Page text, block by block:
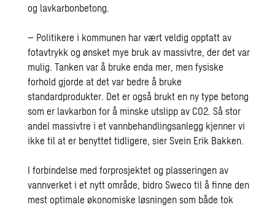
og lavkarbonbetong.
– Politikere i kommunen har vært veldig opptatt av
fotavtrykk og ønsket mye bruk av massivtre, der det var
mulig. Tanken var å bruke enda mer, men fysiske
forhold gjorde at det var bedre å bruke
standardprodukter. Det er også brukt en ny type betong
som er lavkarbon for å minske utslipp av CO2. Så stor
andel massivtre i et vannbehandlingsanlegg kjenner vi
ikke til at er benyttet tidligere, sier Svein Erik Bakken.
I forbindelse med forprosjektet og plasseringen av
vannverket i et nytt område, bidro Sweco til å finne den
mest optimale økonomiske løsningen som både tok